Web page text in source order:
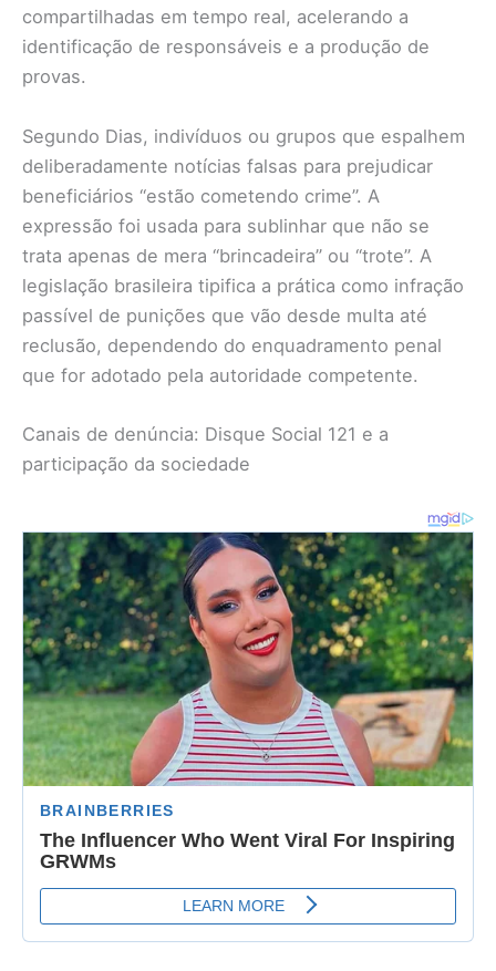
compartilhadas em tempo real, acelerando a
identificação de responsáveis e a produção de
provas.
Segundo Dias, indivíduos ou grupos que espalhem
deliberadamente notícias falsas para prejudicar
beneficiários “estão cometendo crime”. A
expressão foi usada para sublinhar que não se
trata apenas de mera “brincadeira” ou “trote”. A
legislação brasileira tipifica a prática como infração
passível de punições que vão desde multa até
reclusão, dependendo do enquadramento penal
que for adotado pela autoridade competente.
Canais de denúncia: Disque Social 121 e a
participação da sociedade